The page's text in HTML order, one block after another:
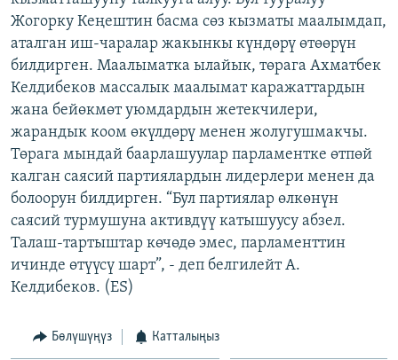
АЗАТТЫК+
ЫҢГАЙСЫЗ СУРООЛОР
ЭЕ/АРнун бардык сайттары
Жогорку Кеңештин басма сөз кызматы маалымдап,
аталган иш-чаралар жакынкы күндөрү өтөөрүн
билдирген. Маалыматка ылайык, төрага Ахматбек
Келдибеков массалык маалымат каражаттардын
жана бейөкмөт уюмдардын жетекчилери,
жарандык коом өкүлдөрү менен жолугушмакчы.
Төрага мындай баарлашуулар парламентке өтпөй
калган саясий партиялардын лидерлери менен да
болоорун билдирген. “Бул партиялар өлкөнүн
саясий турмушуна активдүү катышуусу абзел.
Талаш-тартыштар көчөдө эмес, парламенттин
ичинде өтүүсү шарт”, - деп белгилейт А.
Келдибеков. (ES)
Бөлүшүңүз Катталыңыз